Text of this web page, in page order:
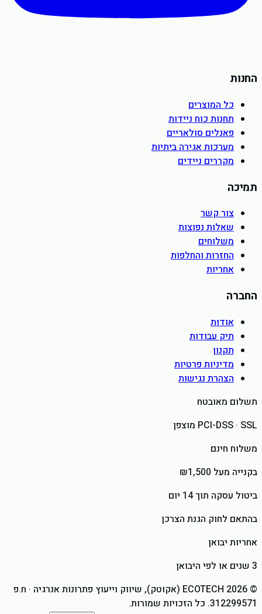
החנות
כל המוצרים
תחנות כוח ניידות
פאנלים סולאריים
מערכות אגירה ביתיות
מקררים ניידים
תמיכה
צור קשר
שאלות נפוצות
משלוחים
החזרות והחלפות
אחריות
החברה
אודות
תיק עבודות
תקנון
מדיניות פרטיות
הצהרת נגישות
תשלום מאובטח
PCI-DSS · SSL מוצפן
משלוח חינם
בקנייה מעל ₪1,500
ביטול עסקה תוך 14 יום
בהתאם לחוק הגנת הצרכן
אחריות יבואן
3 שנים או לפי היבואן
©
2026 ECOTECH (אקוטק), שיווק וייעוץ פתרונות אנרגיה
· ח.פ
312299571. כל הזכויות שמורות.